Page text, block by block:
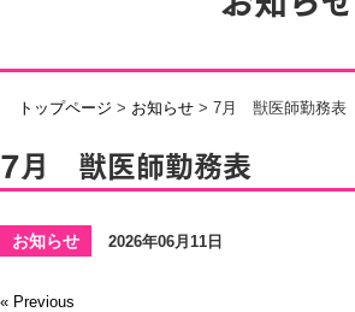
トップページ > お知らせ > 7月 獣医師勤務表
7月 獣医師勤務表
お知らせ 2026年06月11日
« Previous